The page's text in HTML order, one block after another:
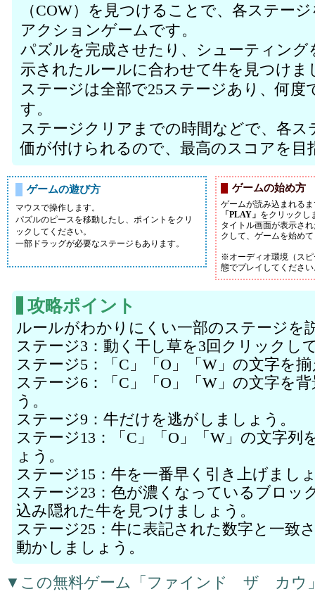
（COW）を見つけることで、各ステー
アクションゲームです。
パズルを完成させたり、シューティン
示されたルールに合わせて牛を見つけま
ステージは全部で25ステージあり、何
す。
ステージクリアまでの時間などで、各
価が付けられるので、最高のスコアを目
ゲームの遊び方
マウスで操作します。
パズルのピースを移動したし、ポイントをクリ
ックしてください。
一部ドラッグが必要なステージもあります。
ゲームの始め方
ゲームが読み込まれる
「PLAY」 をクリックし
タイトル画面が表示さ
クして、ゲームを始め
※オーディオ環境（ス
態でプレイしてくださ
攻略ポイント
ルールがわかりにくい一部のステージを
ステージ3：動く干し草を3回クリックし
ステージ5：「C」「O」「W」の文字を
ステージ6：「C」「O」「W」の文字を
う。
ステージ9：牛だけを逃がしましょう。
ステージ13：「C」「O」「W」の文字
ょう。
ステージ15：牛を一番早く引き上げまし
ステージ23：色が濃くなっているブロッ
込み隠れた牛を見つけましょう。
ステージ25：牛に表記された数字と一致
動かしましょう。
▼この無料ゲーム「ファインド ザ カウ